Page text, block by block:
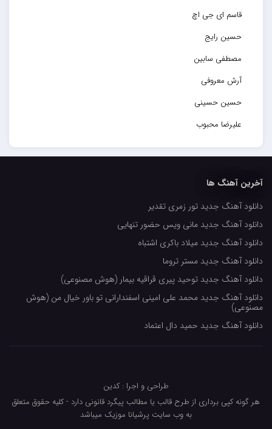
قاسم ای جی اچ
حسین رایج
مصطفی سابین
آرش معروفی
حسین حسینی
علیرضا محبوب
حسین حصارکی
کاپیتان
مجید رضوی
رضا مرانلو
امیر عرفانی
رضا صادقی
سعید شمس
فرشاد میرزایی
آخرین آهنگ ها
دانلود آهنگ جدید تور زمری تقدیر
دانلود آهنگ جدید مانی ویس حضور تنهایی
دانلود آهنگ جدید میلاد باکری اشتباه
دانلود آهنگ جدید مستر تروما
دانلود آهنگ جدید توحید پیری قراقیه بیمار (هوش مصنوعی)
دانلود آهنگ جدید محمد علی امینی اسفندارانی تو باور خیال من (هوش
مصنوعی)
دانلود آهنگ جدید حمید دال اعتماد
طراحی و اجرا : کدین
هر گونه کپی برداری از طرح قالب یا مطالب پیگرد قانونی دارد - کلیه حقوق متعلق
به وب سایت پرشیانا موزیک میباشد